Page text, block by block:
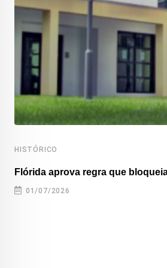
HISTÓRICO
Flórida aprova regra que
01/07/2026